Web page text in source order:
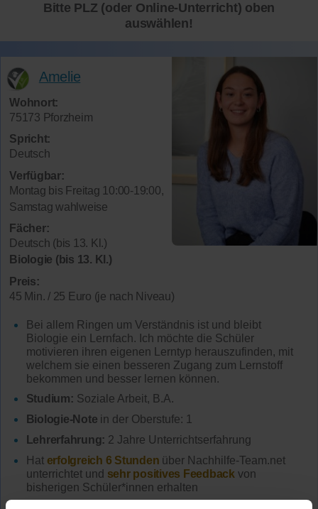
Bitte PLZ (oder Online-Unterricht) oben
auswählen!
Amelie
Wohnort:
75173 Pforzheim
Spricht:
Deutsch
Verfügbar:
Montag bis Freitag 10:00-19:00,
Samstag wahlweise
Fächer:
Deutsch (bis 13. Kl.)
Biologie (bis 13. Kl.)
Preis:
45 Min. / 25 Euro (je nach Niveau)
Bei allem Ringen um Verständnis ist und bleibt
Biologie ein Lernfach. Ich möchte die Schüler
motivieren ihren eigenen Lerntyp herauszufinden, mit
welchem sie einen besseren Zugang zum Lernstoff
bekommen und besser lernen können.
Studium: Soziale Arbeit, B.A.
Biologie-Note in der Oberstufe: 1
Lehrerfahrung: 2 Jahre Unterrichtserfahrung
Hat erfolgreich 6 Stunden über Nachhilfe-Team.net
unterrichtet und sehr positives Feedback von
bisherigen Schüler*innen erhalten